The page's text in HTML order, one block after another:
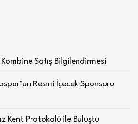
Satış Bilgilendirmesi
Resmi İçecek Sponsoru
Kent Protokolü ile Buluştu